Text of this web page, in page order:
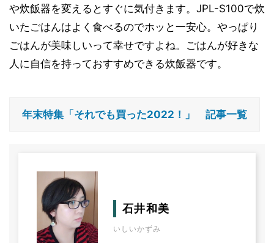
や炊飯器を変えるとすぐに気付きます。JPL-S100で炊
いたごはんはよく食べるのでホッと一安心。やっぱり
ごはんが美味しいって幸せですよね。ごはんが好きな
人に自信を持っておすすめできる炊飯器です。
年末特集「それでも買った2022！」 記事一覧
石井和美
いしいかずみ